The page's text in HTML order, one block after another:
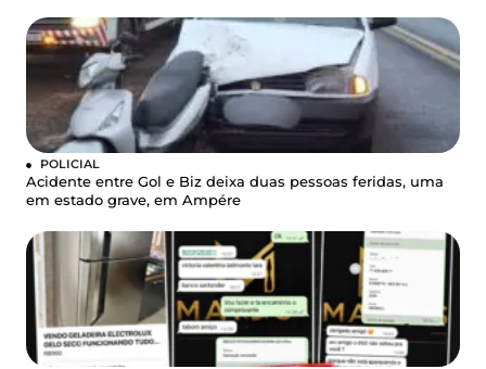
POLICIAL
Acidente entre Gol e Biz deixa duas pessoas feridas, uma
em estado grave, em Ampére